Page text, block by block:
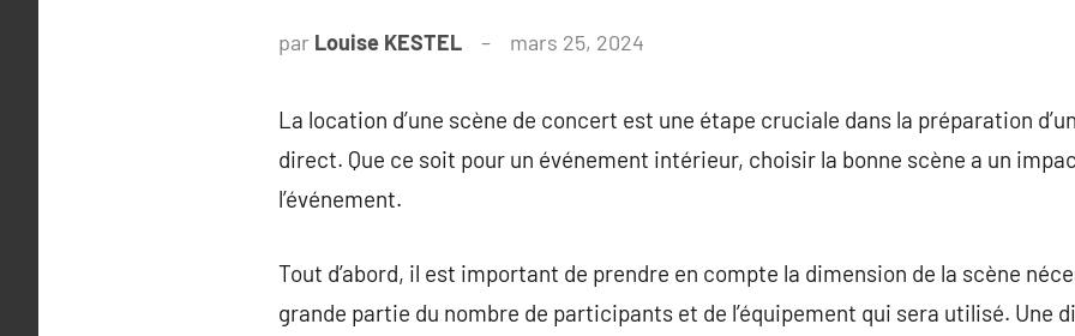
par Louise KESTEL mars 25, 2024
La location d’une scène de concert est une étape cruciale dans la préparation
direct. Que ce soit pour un événement intérieur, choisir la bonne scène a un
l’événement.
Tout d’abord, il est important de prendre en compte la dimension de la scène
grande partie du nombre de participants et de l’équipement qui sera utilisé. Une